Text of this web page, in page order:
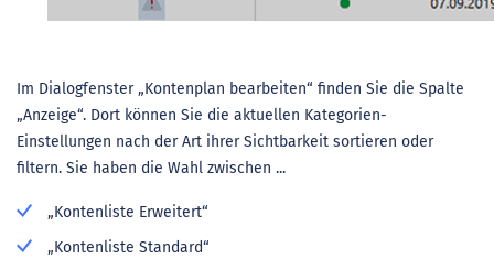
Im Dialogfenster „Kontenplan bearbeiten“ finden Sie die Spalte
„Anzeige“. Dort können Sie die aktuellen Kategorien-
Einstellungen nach der Art ihrer Sichtbarkeit sortieren oder
filtern. Sie haben die Wahl zwischen ...
„Kontenliste Erweitert“
„Kontenliste Standard“